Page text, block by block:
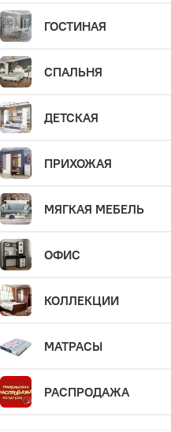
ГОСТИНАЯ
СПАЛЬНЯ
ДЕТСКАЯ
ПРИХОЖАЯ
МЯГКАЯ МЕБЕЛЬ
ОФИС
КОЛЛЕКЦИИ
МАТРАСЫ
РАСПРОДАЖА